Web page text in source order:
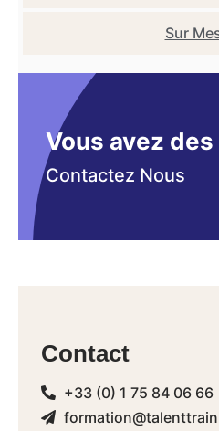
Sur
Vous avez
Contactez Nous
Contact
+33 (0) 1 75 84 06 66